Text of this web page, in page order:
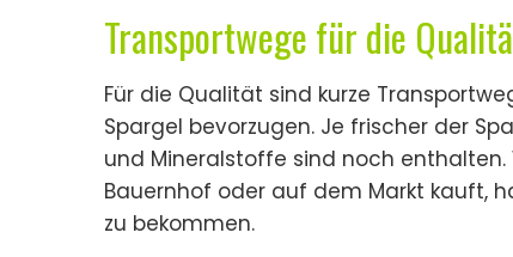
Transportwege für die
Für die Qualität sind kurze
Spargel bevorzugen. Je frischer der
und Mineralstoffe sind noch
Bauernhof oder auf dem Markt kauft,
zu bekommen.